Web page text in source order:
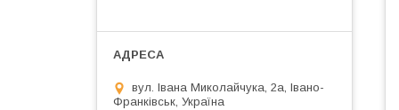
вул. Івана Миколайчука, 2а, Івано-
Франківськ, Україна